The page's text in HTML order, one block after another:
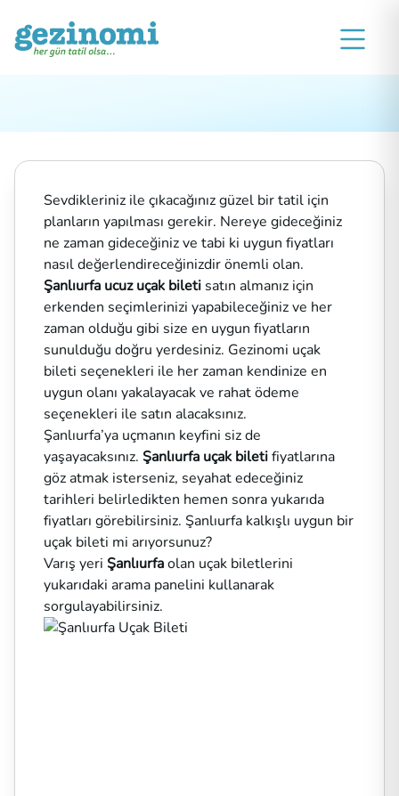
Sevdikleriniz ile çıkacağınız güzel bir tatil için
planların yapılması gerekir. Nereye gideceğiniz
ne zaman gideceğiniz ve tabi ki uygun fiyatları
nasıl değerlendireceğinizdir önemli olan.
Şanlıurfa ucuz uçak bileti satın almanız için
erkenden seçimlerinizi yapabileceğiniz ve her
zaman olduğu gibi size en uygun fiyatların
sunulduğu doğru yerdesiniz. Gezinomi uçak
bileti seçenekleri ile her zaman kendinize en
uygun olanı yakalayacak ve rahat ödeme
seçenekleri ile satın alacaksınız.
Şanlıurfa’ya uçmanın keyfini siz de
yaşayacaksınız. Şanlıurfa uçak biletifiyatlarına
göz atmak isterseniz, seyahat edeceğiniz
tarihleri belirledikten hemen sonra yukarıda
fiyatları görebilirsiniz. Şanlıurfa kalkışlı uygun bir
uçak bileti mi arıyorsunuz?
Varış yeri Şanlıurfaolan uçak biletlerini
yukarıdaki arama panelini kullanarak
sorgulayabilirsiniz.